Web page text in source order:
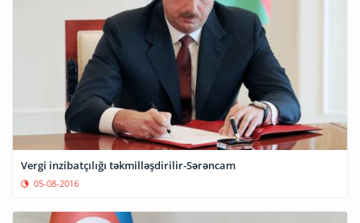
Vergi inzibatçılığı təkmilləşdirilir-Sərəncam
05-08-2016